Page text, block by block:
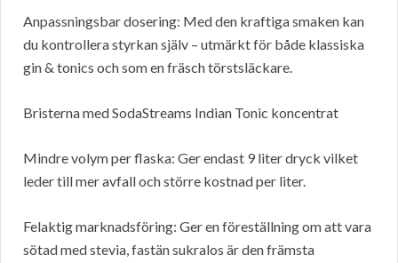
Anpassningsbar dosering: Med den kraftiga smaken kan
du kontrollera styrkan själv – utmärkt för både klassiska
gin & tonics och som en fräsch törstsläckare.
Bristerna med SodaStreams Indian Tonic koncentrat
Mindre volym per flaska: Ger endast 9 liter dryck vilket
leder till mer avfall och större kostnad per liter.
Felaktig marknadsföring: Ger en föreställning om att vara
sötad med stevia, fastän sukralos är den främsta